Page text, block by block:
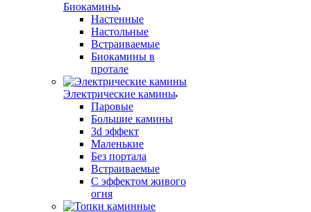
Биокамины
Настенные
Настольные
Встраиваемые
Биокамины в
протале
Электрические камины
Паровые
Большие камины
3d эффект
Маленькие
Без портала
Встраиваемые
С эффектом живого
огня